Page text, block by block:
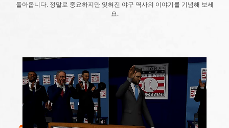
돌아옵니다. 정말로 중요하지만 잊혀진 야구 역사의 이야기를 기념해 보세
요.